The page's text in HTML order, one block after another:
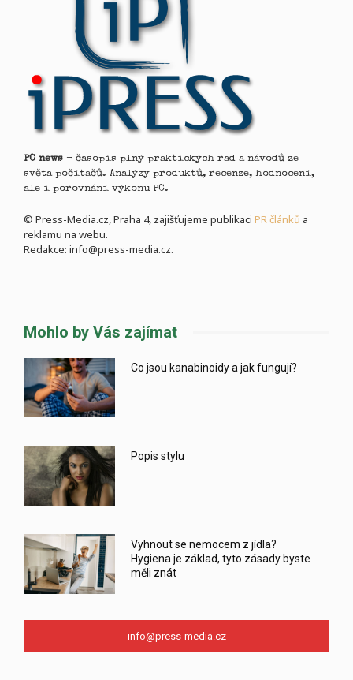
PC news - časopis plný praktických rad a návodů ze
světa počítačů. Analýzy produktů, recenze, hodnocení,
ale i porovnání výkonu PC.
© Press-Media.cz, Praha 4, zajišťujeme publikaci PR článků a
reklamu na webu.
Redakce: info@press-media.cz.
Mohlo by Vás zajímat
Co jsou kanabinoidy a jak fungují?
Popis stylu
Vyhnout se nemocem z jídla?
Hygiena je základ, tyto zásady byste
měli znát
info@press-media.cz